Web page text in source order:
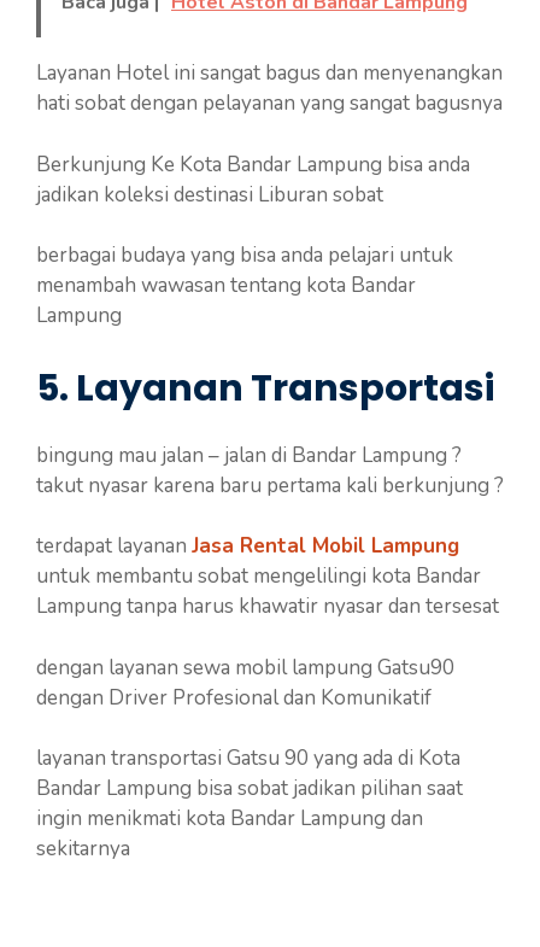
Layanan Hotel ini sangat bagus dan menyenangkan
hati sobat dengan pelayanan yang sangat bagusnya
Berkunjung Ke Kota Bandar Lampung bisa anda
jadikan koleksi destinasi Liburan sobat
berbagai budaya yang bisa anda pelajari untuk
menambah wawasan tentang kota Bandar
Lampung
5. Layanan Transportasi
bingung mau jalan – jalan di Bandar Lampung ?
takut nyasar karena baru pertama kali berkunjung ?
terdapat layanan Jasa Rental Mobil Lampung
untuk membantu sobat mengelilingi kota Bandar
Lampung tanpa harus khawatir nyasar dan tersesat
dengan layanan sewa mobil lampung Gatsu90
dengan Driver Profesional dan Komunikatif
layanan transportasi Gatsu 90 yang ada di Kota
Bandar Lampung bisa sobat jadikan pilihan saat
ingin menikmati kota Bandar Lampung dan
sekitarnya